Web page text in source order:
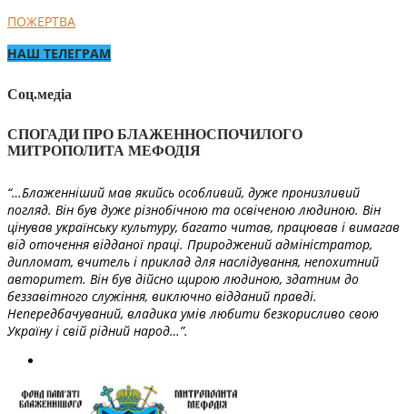
ПОЖЕРТВА
НАШ ТЕЛЕГРАМ
Соц.медіа
СПОГАДИ ПРО БЛАЖЕННОСПОЧИЛОГО
МИТРОПОЛИТА МЕФОДІЯ
“…Блаженніший мав якийсь особливий, дуже пронизливий
погляд. Він був дуже різнобічною та освіченою людиною. Він
цінував українську культуру, багато читав, працював і вимагав
від оточення відданої праці. Природжений адміністратор,
дипломат, вчитель і приклад для наслідування, непохитний
авторитет. Він був дійсно щирою людиною, здатним до
беззавітного служіння, виключно відданий правді.
Непередбачуваний, владика умів любити безкорисливо свою
Україну і свій рідний народ…”.